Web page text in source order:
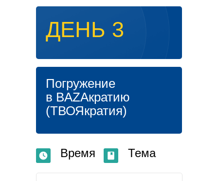
Погружение
в BAZAкратию
(ТВОЯкратия)
ДЕНЬ 3
Время Тема